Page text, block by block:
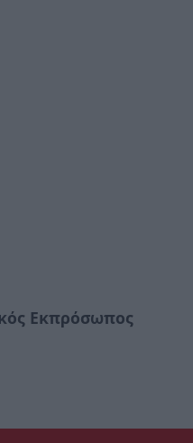
Εκπρόσωπος